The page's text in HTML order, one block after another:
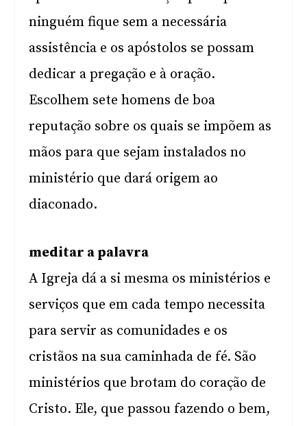
ninguém fique sem a necessária
assistência e os apóstolos se possam
dedicar a pregação e à oração.
Escolhem sete homens de boa
reputação sobre os quais se impõem as
mãos para que sejam instalados no
ministério que dará origem ao
diaconado.
meditar a palavra
A Igreja dá a si mesma os ministérios e
serviços que em cada tempo necessita
para servir as comunidades e os
cristãos na sua caminhada de fé. São
ministérios que brotam do coração de
Cristo. Ele, que passou fazendo o bem,